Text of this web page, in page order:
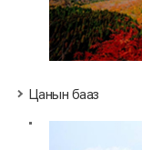
Цанын бааз